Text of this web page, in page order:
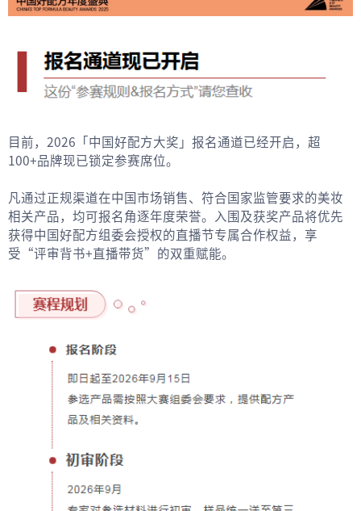
目前，2026「中国好配方大奖」报名通道已经开启，超
100+品牌现已锁定参赛席位。
凡通过正规渠道在中国市场销售、符合国家监管要求的美妆
相关产品，均可报名角逐年度荣誉。入围及获奖产品将优先
获得中国好配方组委会授权的直播节专属合作权益，享
受“评审背书+直播带货”的双重赋能。